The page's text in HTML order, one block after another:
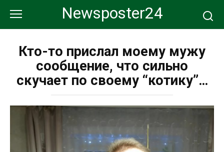
контенту
Newsposter24
Кто-то прислал моему мужу
сообщение, что сильно
скучает по своему “котику”…